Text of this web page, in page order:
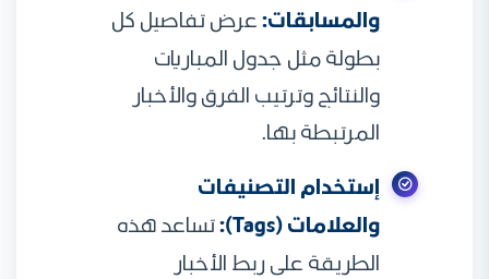
والمسابقات:عرض تفاصيل كل
بطولة مثل جدول المباريات
والنتائج وترتيب الفرق والأخبار
المرتبطة بها.
إستخدام التصنيفات
والعلامات (Tags):
تساعد هذه
الطريقة على ربط الأخبار